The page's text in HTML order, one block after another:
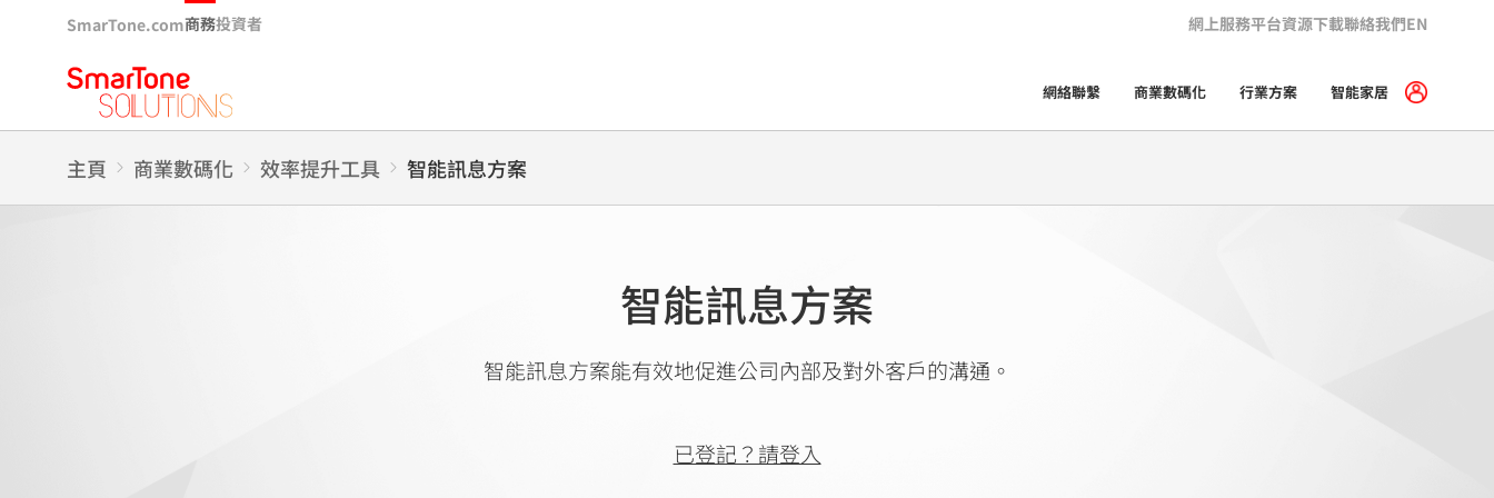
SmarTone.com商務投資者 網上服務平台資源下載聯絡我們EN
網絡聯繫 商業數碼化 行業方案 智能家居
主頁 商業數碼化 效率提升工具 智能訊息方案
智能訊息方案
智能訊息方案能有效地促進公司內部及對外客戶的溝通。
已登記？請登入